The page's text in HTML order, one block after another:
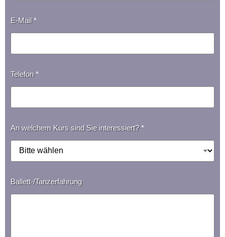
E-Mail*
Telefon*
An welchem Kurs sind Sie interessiert?*
Ballett-/Tanzerfahrung